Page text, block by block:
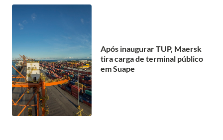
Após inaugurar TUP, Maersk
tira carga de terminal público
em Suape